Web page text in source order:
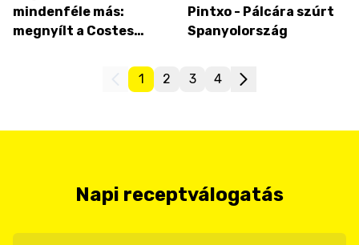
mindenféle más:
megnyílt a Costes
Pintxo - Pálcára szúrt
Spanyolország
1 2 3 4
Napi receptválogatás